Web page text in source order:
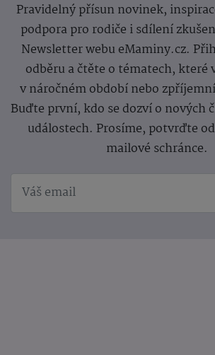
Pravidelný přísun novinek,
podpora pro rodiče i sdílení
Newsletter webu eMaminy.cz.
odběru a čtěte o tématech, které
v náročném období nebo
Buďte první, kdo se dozví o nových
událostech. Prosíme, potvrďte
mailové schránce.